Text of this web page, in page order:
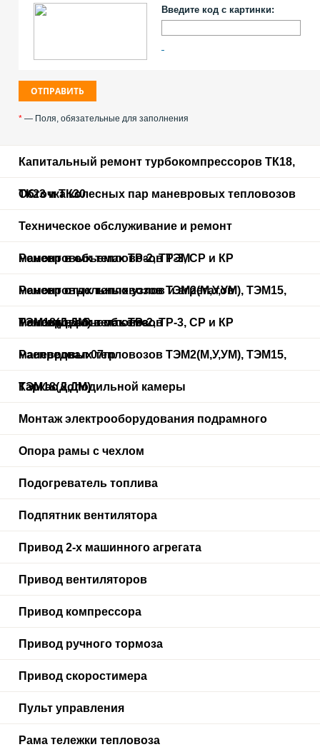
Введите код с картинки:
* — Поля, обязательные для заполнения
Капитальный ремонт турбокомпрессоров ТК18,
ТК23 и ТК30
Обточка колесных пар маневровых тепловозов
Техническое обслуживание и ремонт
маневровых тепловозов ТЭМ
Ремонт в объемах ТР-2, ТР-3, СР и КР
маневровых тепловозов ТЭМ2(М,У,УМ), ТЭМ15,
ТЭМ18(Д,ДМ) в объеме
Ремонт отдельных узлов и агрегатов
маневровых тепловозов
Ремонт в объемах ТР-2, ТР-3, СР и КР
маневровых тепловозов ТЭМ2(М,У,УМ), ТЭМ15,
ТЭМ18(Д,ДМ)
Распредвал 07гр
Каркас холодильной камеры
Монтаж электрооборудования подрамного
Опора рамы с чехлом
Подогреватель топлива
Подпятник вентилятора
Привод 2-х машинного агрегата
Привод вентиляторов
Привод компрессора
Привод ручного тормоза
Привод скоростимера
Пульт управления
Рама тележки тепловоза